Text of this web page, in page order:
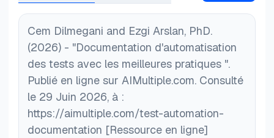
Cem Dilmegani and Ezgi Arslan, PhD.
(2026) - "Documentation d'automatisation
des tests avec les meilleures pratiques ".
Publié en ligne sur AIMultiple.com. Consulté
le 29 Juin 2026, à :
https://aimultiple.com/test-automation-
documentation [Ressource en ligne]